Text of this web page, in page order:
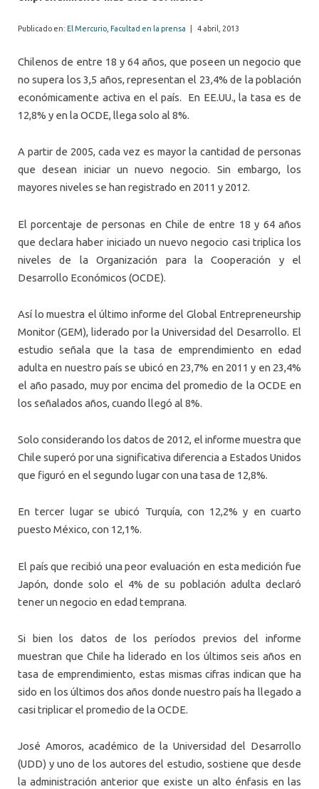
Publicado en: El Mercurio Facultad en la prensa 4 abril, 2013
Chilenos de entre 18 y 64 años, que poseen un negocio que
no supera los 3,5 años, representan el 23,4% de la población
económicamente activa en el país. En EE.UU., la tasa es de
12,8% y en la OCDE, llega solo al 8%.
A partir de 2005, cada vez es mayor la cantidad de personas
que desean iniciar un nuevo negocio. Sin embargo, los
mayores niveles se han registrado en 2011 y 2012.
El porcentaje de personas en Chile de entre 18 y 64 años
que declara haber iniciado un nuevo negocio casi triplica los
niveles de la Organización para la Cooperación y el
Desarrollo Económicos (OCDE).
Así lo muestra el último informe del Global Entrepreneurship
Monitor (GEM), liderado por la Universidad del Desarrollo. El
estudio señala que la tasa de emprendimiento en edad
adulta en nuestro país se ubicó en 23,7% en 2011 y en 23,4%
el año pasado, muy por encima del promedio de la OCDE en
los señalados años, cuando llegó al 8%.
Solo considerando los datos de 2012, el informe muestra que
Chile superó por una significativa diferencia a Estados Unidos
que figuró en el segundo lugar con una tasa de 12,8%.
En tercer lugar se ubicó Turquía, con 12,2% y en cuarto
puesto México, con 12,1%.
El país que recibió una peor evaluación en esta medición fue
Japón, donde solo el 4% de su población adulta declaró
tener un negocio en edad temprana.
Si bien los datos de los períodos previos del informe
muestran que Chile ha liderado en los últimos seis años en
tasa de emprendimiento, estas mismas cifras indican que ha
sido en los últimos dos años donde nuestro país ha llegado a
casi triplicar el promedio de la OCDE.
José Amoros, académico de la Universidad del Desarrollo
(UDD) y uno de los autores del estudio, sostiene que desde
la administración anterior que existe un alto énfasis en las